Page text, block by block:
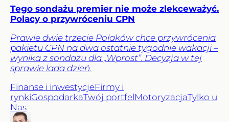
Tego sondażu premier nie może zlekceważyć.
Polacy o przywróceniu CPN
Prawie dwie trzecie Polaków chce przywrócenia
pakietu CPN na dwa ostatnie tygodnie wakacji –
wynika z sondażu dla „Wprost”. Decyzja w tej
sprawie lada dzień.
Finanse i inwestycjeFirmy i
rynkiGospodarkaTwój portfelMotoryzacjaTylko u
Nas